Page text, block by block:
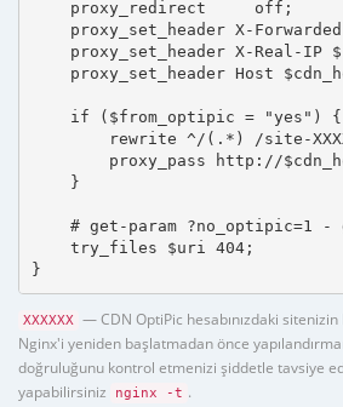
    proxy_redirect     off;
proxy_set_header X-
proxy_set_header X-Real-IP
proxy_set_header Host
    if ($from_optipic = "yes") {
rewrite ^/(.*) /site-
proxy_pass http://
    }
# get-param ?no_optipic=1 -
    try_files $uri 404;
}
XXXXXX
— CDN OptiPic hesabınızdaki sitenizin
Nginx'i yeniden başlatmadan önce
doğruluğunu kontrol etmenizi şiddetle tavsiye
yapabilirsiniz
nginx -t .